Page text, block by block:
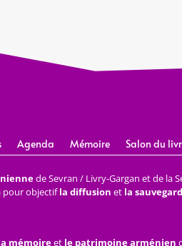
Agenda Mémoire Salon du
de Sevran / Livry-Gargan et de la
pour objectifla diffusion et la
mémoireet le patrimoine arménien